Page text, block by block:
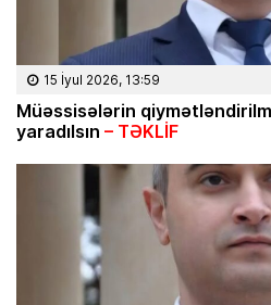
15 İyul 2026, 13:59
Müəssisələrin
yaradılsın – TƏKLİF